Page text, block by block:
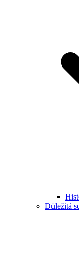
Důležitá